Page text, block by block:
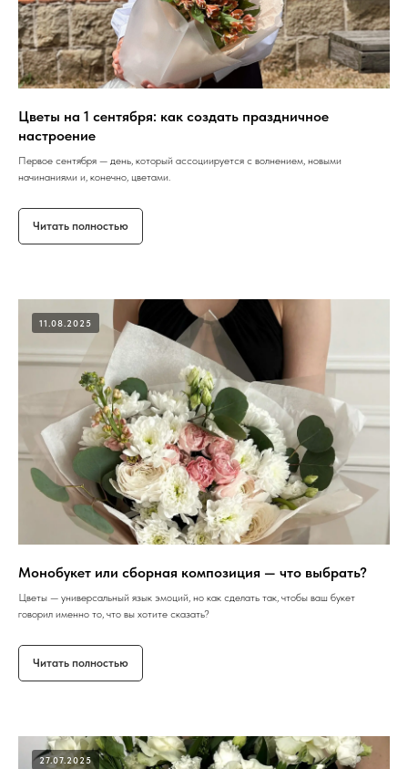
Цветы на 1 сентября: как создать праздничное
настроение
Первое сентября — день, который ассоциируется с волнением, новыми
начинаниями и, конечно, цветами.
Читать полностью
11.08.2025
Монобукет или сборная композиция — что выбрать?
Цветы — универсальный язык эмоций, но как сделать так, чтобы ваш букет
говорил именно то, что вы хотите сказать?
Читать полностью
27.07.2025